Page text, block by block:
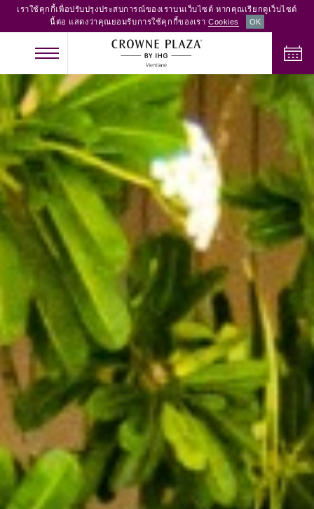
เราใช้คุกกี้เพื่อปรับปรุงประสบการณ์ของเราบนเว็บไซต์ หากคุณเรียกดูเว็บไซต์
นี้ต่อ แสดงว่าคุณยอมรับการใช้คุกกี้ของเราCookies OK
เช็คอิน เช็คเอาท์
ผู้ใหญ่
2
เด็ก
0
จำนวนห้อง
1
ตรวจสอบห้องว่าง